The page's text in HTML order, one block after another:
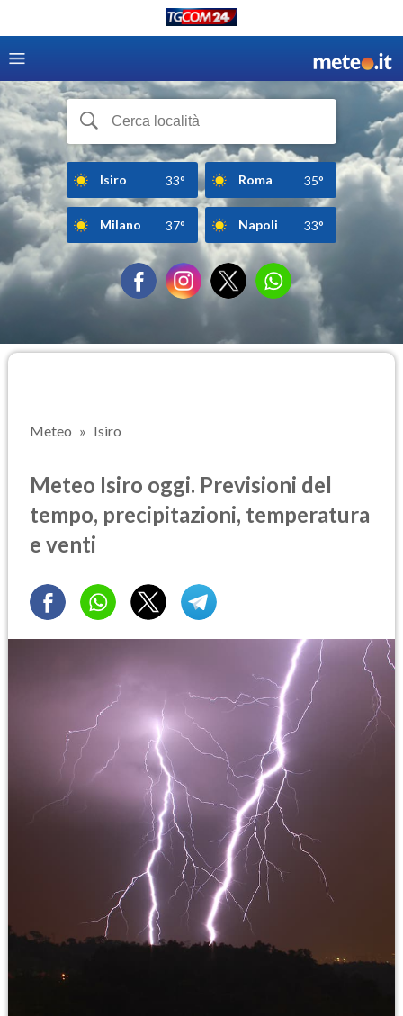
Isiro 33° Roma 35°
Milano 37° Napoli 33°
Meteo Isiro
Meteo Isiro oggi. Previsioni del
tempo, precipitazioni, temperatura
e venti